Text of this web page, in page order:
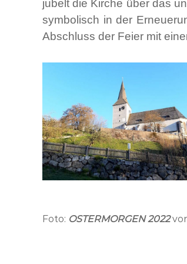
jubelt die Kirche über das
symbolisch in der
Abschluss der Feier mit
Foto: OSTERMORGEN 2022